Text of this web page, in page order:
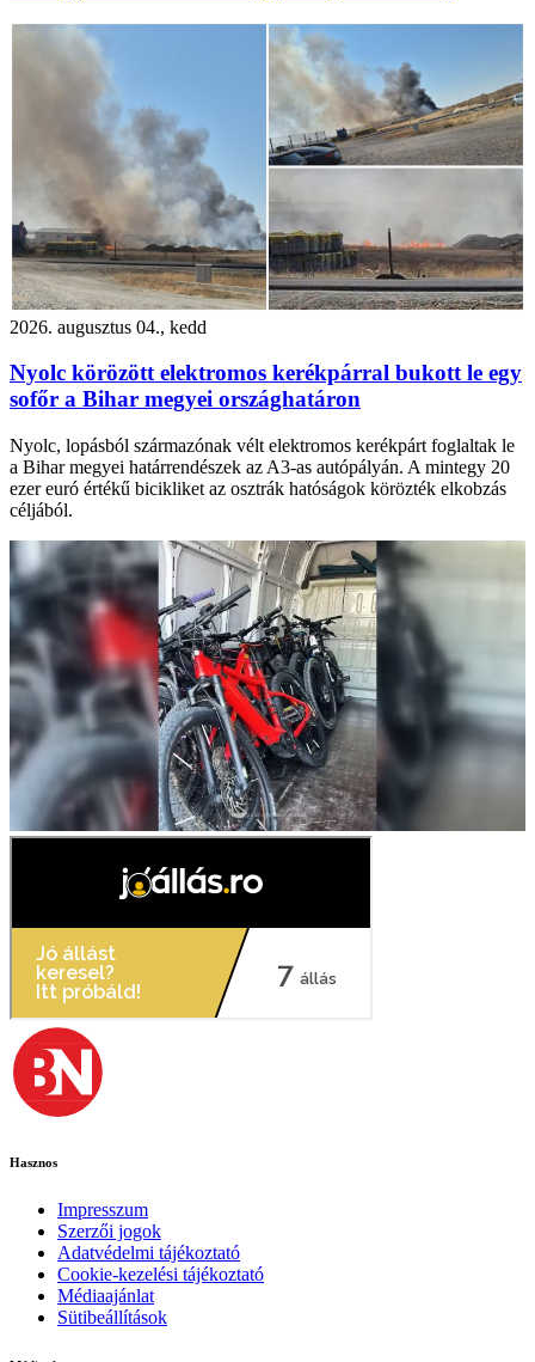
2026. augusztus 04., kedd
Nyolc körözött elektromos kerékpárral bukott le egy
sofőr a Bihar megyei országhatáron
Nyolc, lopásból származónak vélt elektromos kerékpárt foglaltak le
a Bihar megyei határrendészek az A3-as autópályán. A mintegy 20
ezer euró értékű bicikliket az osztrák hatóságok körözték elkobzás
céljából.
Hasznos
Impresszum
Szerzői jogok
Adatvédelmi tájékoztató
Cookie-kezelési tájékoztató
Médiaajánlat
Sütibeállítások